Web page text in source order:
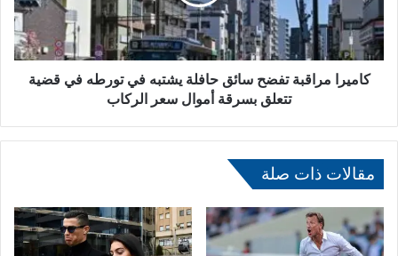
ى
س
ك
ق
ت
ل
ى
م
ر
ا
ح
س
ا
ئ
كاميرا مراقبة تفضح سائق حافلة يشتبه في تورطه في قضية
تتعلق بسرقة أموال سعر الركاب
مقالات ذات صلة